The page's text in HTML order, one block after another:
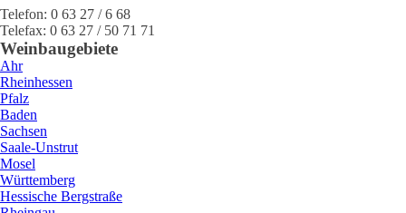
Telefon: 0 63 27 / 6 68
Telefax: 0 63 27 / 50 71 71
Weinbaugebiete
Ahr
Rheinhessen
Pfalz
Baden
Sachsen
Saale-Unstrut
Mosel
Württemberg
Hessische Bergstraße